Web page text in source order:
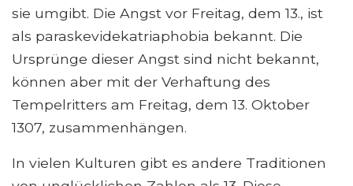
sie umgibt. Die Angst vor Freitag, dem 13., ist
als paraskevidekatriaphobia bekannt. Die
Ursprünge dieser Angst sind nicht bekannt,
können aber mit der Verhaftung des
Tempelritters am Freitag, dem 13. Oktober
1307, zusammenhängen.
In vielen Kulturen gibt es andere Traditionen